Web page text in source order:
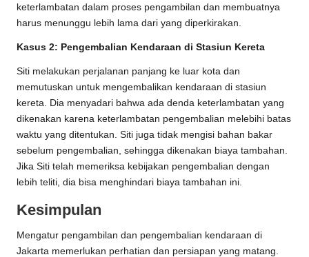
keterlambatan dalam proses pengambilan dan membuatnya
harus menunggu lebih lama dari yang diperkirakan.
Kasus 2: Pengembalian Kendaraan di Stasiun Kereta
Siti melakukan perjalanan panjang ke luar kota dan
memutuskan untuk mengembalikan kendaraan di stasiun
kereta. Dia menyadari bahwa ada denda keterlambatan yang
dikenakan karena keterlambatan pengembalian melebihi batas
waktu yang ditentukan. Siti juga tidak mengisi bahan bakar
sebelum pengembalian, sehingga dikenakan biaya tambahan.
Jika Siti telah memeriksa kebijakan pengembalian dengan
lebih teliti, dia bisa menghindari biaya tambahan ini.
Kesimpulan
Mengatur pengambilan dan pengembalian kendaraan di
Jakarta memerlukan perhatian dan persiapan yang matang.